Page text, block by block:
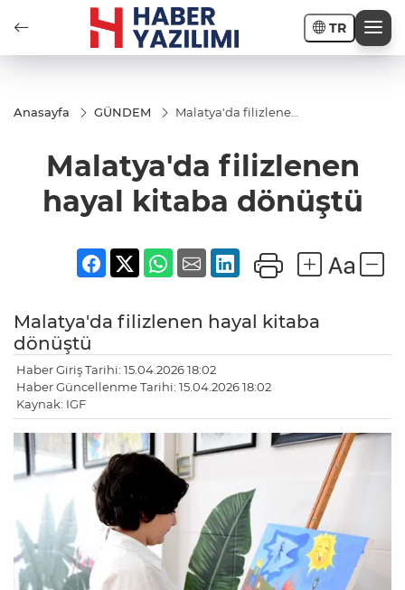
TR
Anasayfa GÜNDEM
Malatya'da filizlenen
Malatya'da filizlenen
hayal kitaba dönüştü
Malatya'da filizlenen hayal kitaba
dönüştü
Haber Giriş Tarihi: 15.04.2026 18:02
Haber Güncellenme Tarihi: 15.04.2026 18:02
Kaynak: IGF